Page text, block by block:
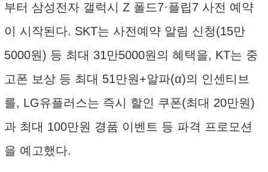
부터 삼성전자 갤럭시 Z 폴드7·플립7 사전 예약
이 시작된다. SKT는 사전예약 알림 신청(15만
5000원) 등 최대 31만5000원의 혜택을, KT는 중
고폰 보상 등 최대 51만원+알파(α)의 인센티브
를, LG유플러스는 즉시 할인 쿠폰(최대 20만원)
과 최대 100만원 경품 이벤트 등 파격 프로모션
을 예고했다.